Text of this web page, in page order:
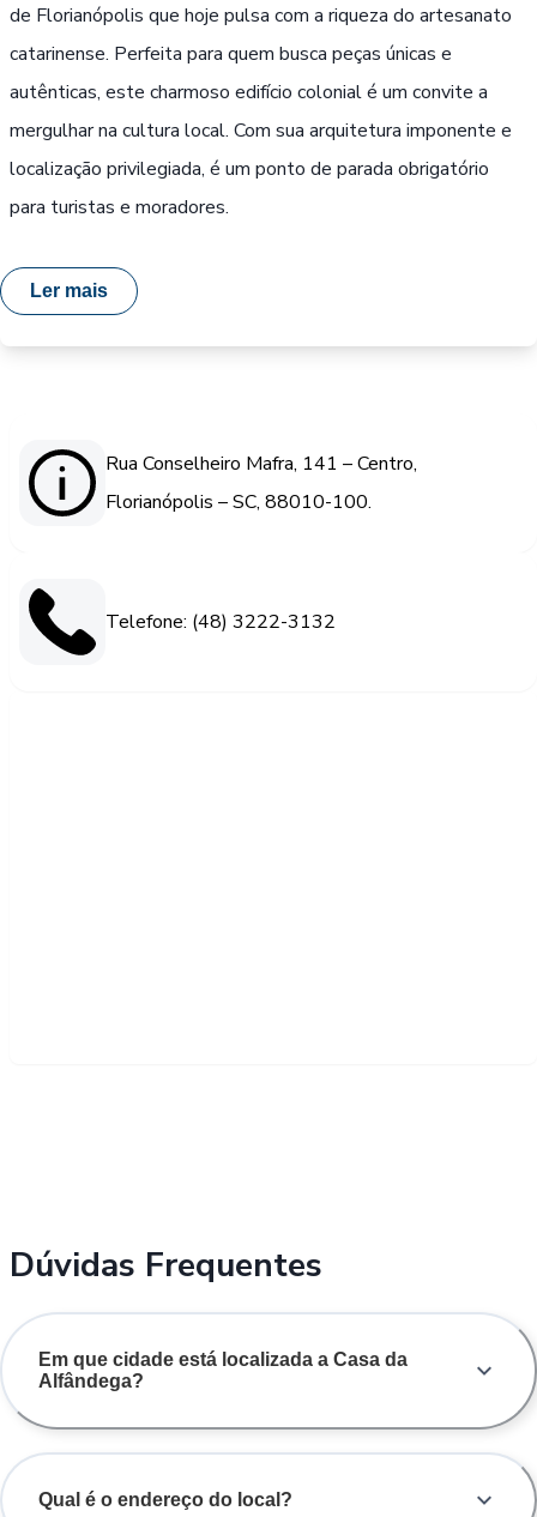
de Florianópolis que hoje pulsa com a riqueza do artesanato
catarinense. Perfeita para quem busca peças únicas e
autênticas, este charmoso edifício colonial é um convite a
mergulhar na cultura local. Com sua arquitetura imponente e
localização privilegiada, é um ponto de parada obrigatório
para turistas e moradores.
Ler mais
Rua Conselheiro Mafra, 141 – Centro,
Florianópolis – SC, 88010-100.
Telefone: (48) 3222-3132
Dúvidas Frequentes
Em que cidade está localizada a Casa da
Alfândega?
Qual é o endereço do local?